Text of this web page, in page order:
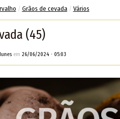
/ Grãos de cevada / Vários
(45)
em 26/06/2024• 05:03